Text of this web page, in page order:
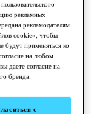
рекламных
рекламодателям
cookie», чтобы
будут применяться ко
на любом
даете согласие на
бренда.
с